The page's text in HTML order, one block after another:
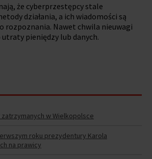
że cyberprzestępcy stale
działania, a ich wiadomości są
rozpoznania. Nawet chwila nieuwagi
pieniędzy lub danych.
w Wielkopolsce
roku prezydentury Karola
na prawicy